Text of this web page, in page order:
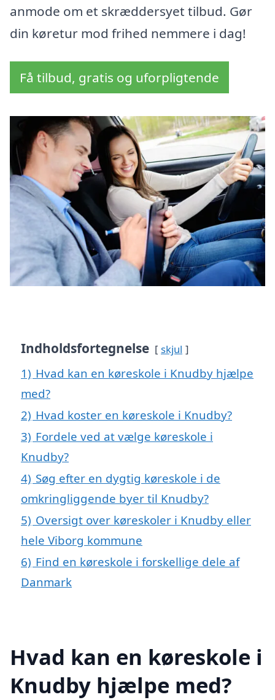
anmode om et skræddersyet tilbud. Gør
din køretur mod frihed nemmere i dag!
Få tilbud, gratis og uforpligtende
Indholdsfortegnelse skjul
1) Hvad kan en køreskole i Knudby hjælpe
med?
2) Hvad koster en køreskole i Knudby?
3) Fordele ved at vælge køreskole i
Knudby?
4) Søg efter en dygtig køreskole i de
omkringliggende byer til Knudby?
5) Oversigt over køreskoler i Knudby eller
hele Viborg kommune
6) Find en køreskole i forskellige dele af
Danmark
Hvad kan en køreskole i
Knudby hjælpe med?